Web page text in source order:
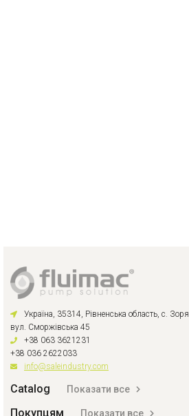
Україна, 35314, Рівненська область, с. Зоря
вул. Сморжівська 45
+38 063 3621231
+38 036 2622033
info@saleindustry.com
Catalog Показати все
Покупцям Показати все